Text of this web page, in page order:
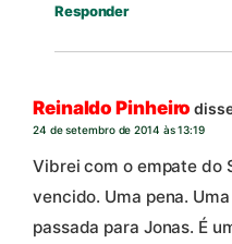
Responder
Reinaldo Pinheiro
24 de setembro de 2014 às 13:19
Vibrei com o empate do
vencido. Uma pena.
passada para Jonas. É